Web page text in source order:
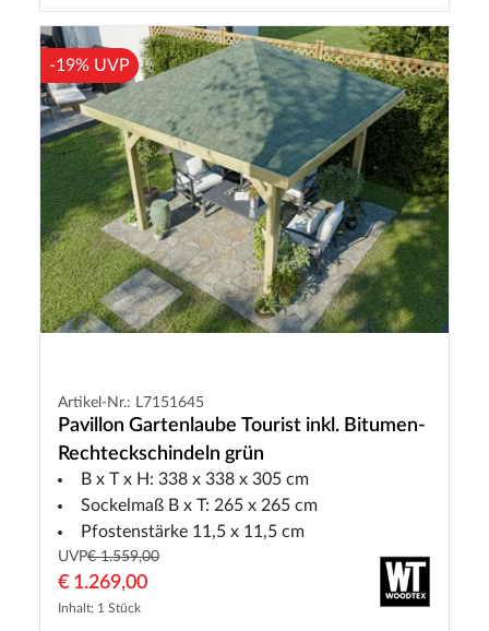
-19% UVP
Artikel-Nr.: L7151645
Pavillon Gartenlaube Tourist inkl. Bitumen-
Rechteckschindeln grün
B x T x H: 338 x 338 x 305 cm
Sockelmaß B x T: 265 x 265 cm
Pfostenstärke 11,5 x 11,5 cm
UVP€ 1.559,00
€ 1.269,00
Inhalt: 1 Stück